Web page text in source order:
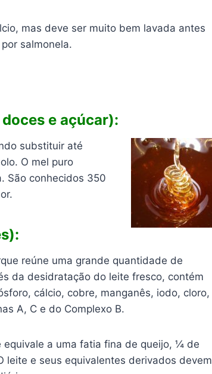
mas deve ser muito bem lavada antes
salmonela.
e açúcar):
substituir até
O mel puro
São conhecidos 350
reúne uma grande quantidade de
da desidratação do leite fresco, contém
cálcio, cobre, manganês, iodo, cloro,
A, C e do Complexo B.
a uma fatia fina de queijo, ¼ de
leite e seus equivalentes derivados devem